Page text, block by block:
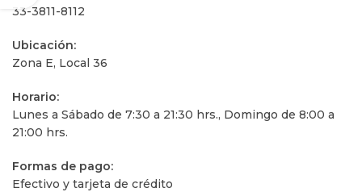
33-3811-8112
Ubicación:
Zona E, Local 36
Horario:
Lunes a Sábado de 7:30 a 21:30 hrs., Domingo de 8:00 a
21:00 hrs.
Formas de pago:
Efectivo y tarjeta de crédito